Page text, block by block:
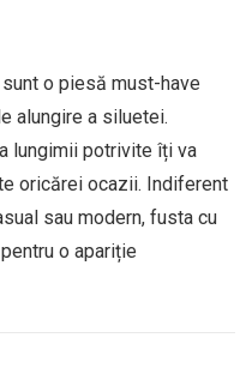
o piesă must-have
alungire a siluetei.
lungimii potrivite îți va
oricărei ocazii. Indiferent
sau modern, fusta cu
o apariție